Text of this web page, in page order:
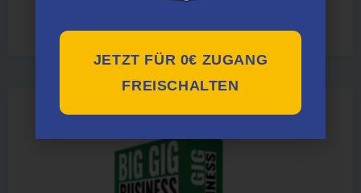
5.00
JETZT FÜR 0€ ZUGANG
FREISCHALTEN